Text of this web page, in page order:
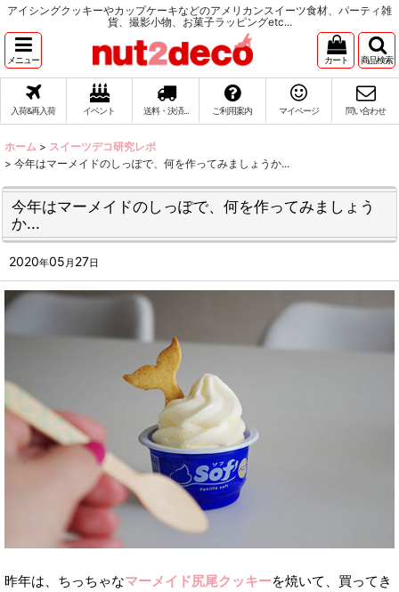
アイシングクッキーやカップケーキなどのアメリカンスイーツ食材、パーティ雑
貨、撮影小物、お菓子ラッピングetc...
メニュー カート 商品検索
入荷&再入荷 イベント 送料・決済... ご利用案内 マイページ 問い合わせ
ホーム > スイーツデコ研究レポ
> 今年はマーメイドのしっぽで、何を作ってみましょうか...
今年はマーメイドのしっぽで、何を作ってみましょう
か...
2020年05 月 27日
昨年は、ちっちゃなマーメイド尻尾クッキーを焼いて、買ってき